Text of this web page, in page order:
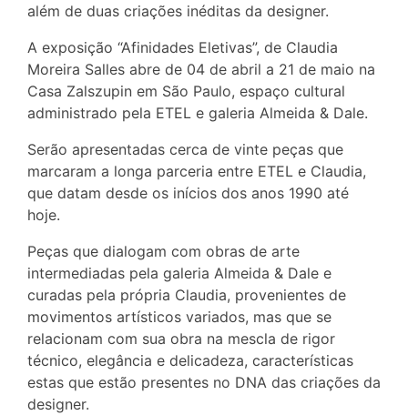
além de duas criações inéditas da designer.
A exposição “Afinidades Eletivas”, de Claudia
Moreira Salles abre de 04 de abril a 21 de maio na
Casa Zalszupin em São Paulo, espaço cultural
administrado pela ETEL e galeria Almeida & Dale.
Serão apresentadas cerca de vinte peças que
marcaram a longa parceria entre ETEL e Claudia,
que datam desde os inícios dos anos 1990 até
hoje.
Peças que dialogam com obras de arte
intermediadas pela galeria Almeida & Dale e
curadas pela própria Claudia, provenientes de
movimentos artísticos variados, mas que se
relacionam com sua obra na mescla de rigor
técnico, elegância e delicadeza, características
estas que estão presentes no DNA das criações da
designer.